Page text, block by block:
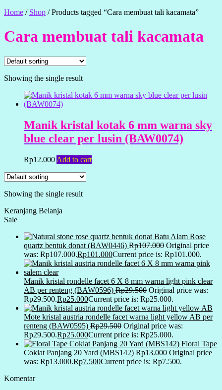
Home / Shop /Products tagged “Cara membuat tali kacamata”
Cara membuat tali kacamata
Showing the single result
Manik kristal kotak 6 mm warna sky
blue clear per lusin (BAW0074)
Rp12.000 Add to cart
Showing the single result
Keranjang Belanja
Sale
Batu Alam Rose
quartz bentuk donat (BAW0446) Rp107.000 Original price
was: Rp107.000.Rp101.000Current price is: Rp101.000.
Manik kristal rondelle facet 6 X 8 mm warna light pink clear
AB per renteng (BAW0596) Rp29.500 Original price was:
Rp29.500.Rp25.000Current price is: Rp25.000.
Mote kristal austria rondelle facet warna light yellow AB per
renteng (BAW0595) Rp29.500 Original price was:
Rp29.500.Rp25.000Current price is: Rp25.000.
Floral Tape
Coklat Panjang 20 Yard (MBS142) Rp13.000 Original price
was: Rp13.000.Rp7.500Current price is: Rp7.500.
Komentar